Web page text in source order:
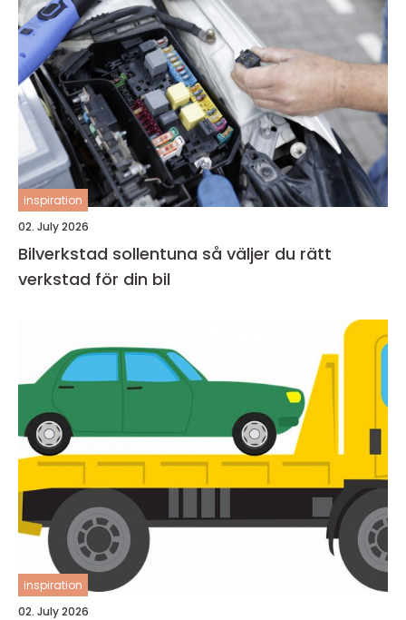
inspiration
02. July 2026
Bilverkstad sollentuna så väljer du rätt
verkstad för din bil
inspiration
02. July 2026